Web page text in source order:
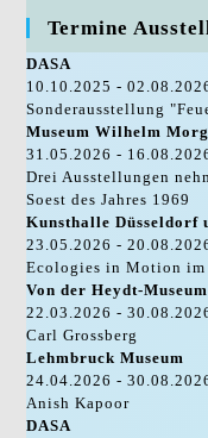
Termine
DASA
10.10.2025 -
Sonderausstellung
Museum Wilhelm
31.05.2026 -
Drei Ausstellungen
Soest des Jahres 1969
Kunsthalle Düsseldorf
23.05.2026 -
Ecologies in Motion im
Von der Heydt-
22.03.2026 -
Carl Grossberg
Lehmbruck Museum
24.04.2026 -
Anish Kapoor
DASA